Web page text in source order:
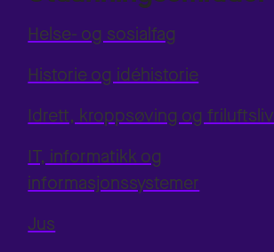
Helse- og sosialfag
Historie og idéhistorie
Idrett, kroppsøving og friluftsliv
IT, informatikk og
informasjonssystemer
Jus